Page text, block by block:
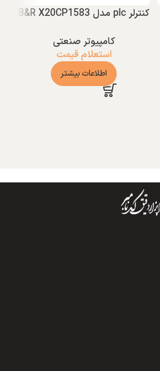
کنترلر plc مدل B&R X20CP1583
کامپیوتر صنعتی
استعلام قیمت
اطلاعات بیشتر